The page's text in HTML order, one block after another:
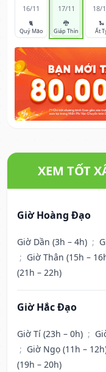
16/11
🐈
Quý Mão
17/11
🐉
Giáp Thìn
18/
🐍
Ất
XEM TỐT
Giờ Hoàng Đạo
Giờ Dần (3h – 4h) ;
; Giờ Thân (15h –
(21h – 22h)
Giờ Hắc Đạo
Giờ Tí (23h – 0h) ;
; Giờ Ngọ (11h –
(19h – 20h)